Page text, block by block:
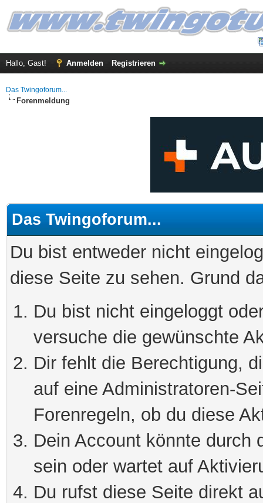
Hallo, Gast! Anmelden Registrieren
Das Twingoforum...
Forenmeldung
Das Twingoforum...
Du bist entweder nicht
diese Seite zu sehen. Grund
Du bist nicht eingeloggt
versuche die gewünschte
Dir fehlt die Berechtigung,
auf eine Administratoren-
Forenregeln, ob du diese
Dein Account könnte durch
sein oder wartet auf
Du rufst diese Seite direkt